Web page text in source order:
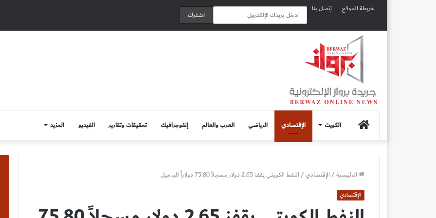
خريطة الموقع إتصل بنا
الصفحة
الرئيسية
الكويت الإقتصادي الرياضي العرب والعالم إنفوجرافيك تحقيقات وتقارير الفيديو المزيد
الرئيسية/الإقتصادي/النفط الكويتي يقفز 2.65 دولار مسجلاً 75.80 دولاراً للبرميل
الإقتصادي